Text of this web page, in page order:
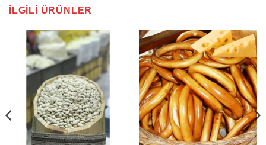
İLGILI ÜRÜNLER